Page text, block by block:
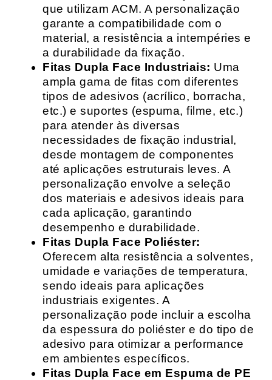
que utilizam ACM. A personalização
garante a compatibilidade com o
material, a resistência a intempéries e
a durabilidade da fixação.
Fitas Dupla Face Industriais: Uma
ampla gama de fitas com diferentes
tipos de adesivos (acrílico, borracha,
etc.) e suportes (espuma, filme, etc.)
para atender às diversas
necessidades de fixação industrial,
desde montagem de componentes
até aplicações estruturais leves. A
personalização envolve a seleção
dos materiais e adesivos ideais para
cada aplicação, garantindo
desempenho e durabilidade.
Fitas Dupla Face Poliéster:
Oferecem alta resistência a solventes,
umidade e variações de temperatura,
sendo ideais para aplicações
industriais exigentes. A
personalização pode incluir a escolha
da espessura do poliéster e do tipo de
adesivo para otimizar a performance
em ambientes específicos.
Fitas Dupla Face em Espuma de PE